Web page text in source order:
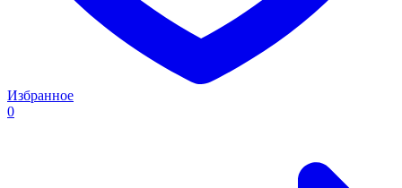
Избранное
0